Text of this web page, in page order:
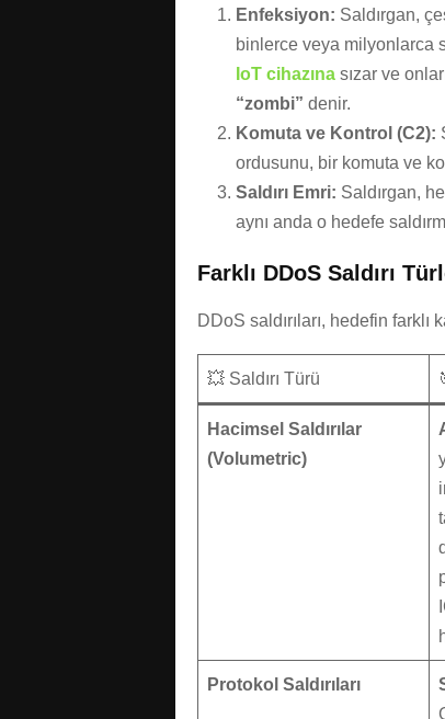
Enfeksiyon: Saldırgan,
binlerce veya milyonlarca
IoT cihazına sızar ve
“zombi” denir.
Komuta ve Kontrol (C2):
ordusunu, bir komuta ve
Saldırı Emri: Saldırgan,
aynı anda o hedefe
Farklı DDoS Saldırı
DDoS saldırıları, hedefin
💥 Saldırı Türü
Hacimsel Saldırılar
(Volumetric)
Protokol Saldırıları